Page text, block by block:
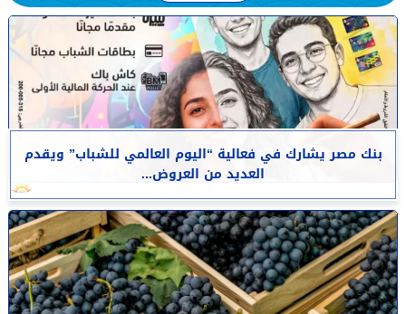
بنك مصر يشارك في فعالية “اليوم العالمي للشباب” ويقدم
العديد من العروض...